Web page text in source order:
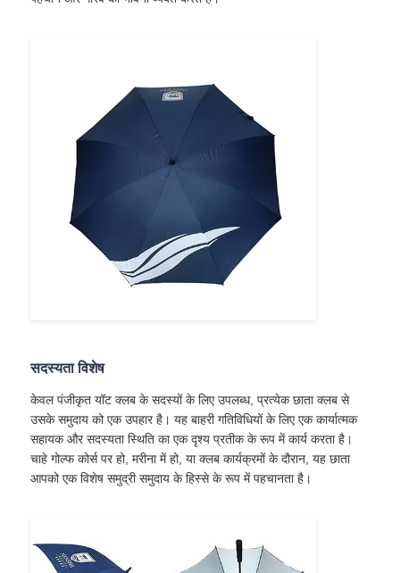
एक बोली का अनुरोध
गोल्फ छाता
पैदल चलने वाली छत्रियाँ
कॉम्पैक्ट छतरियां
पवनरोधी छाता
स्वचालित रूप से खुली छाता
लकड़ी के हैंडल छाता
सदस्यता विशेष
केवल पंजीकृत यॉट क्लब के सदस्यों के लिए उपलब्ध, प्रत्येक छाता क्लब से
उसके समुदाय को एक उपहार है। यह बाहरी गतिविधियों के लिए एक कार्यात्मक
सहायक और सदस्यता स्थिति का एक दृश्य प्रतीक के रूप में कार्य करता है।
चाहे गोल्फ कोर्स पर हो, मरीना में हो, या क्लब कार्यक्रमों के दौरान, यह छाता
आपको एक विशेष समुद्री समुदाय के हिस्से के रूप में पहचानता है।